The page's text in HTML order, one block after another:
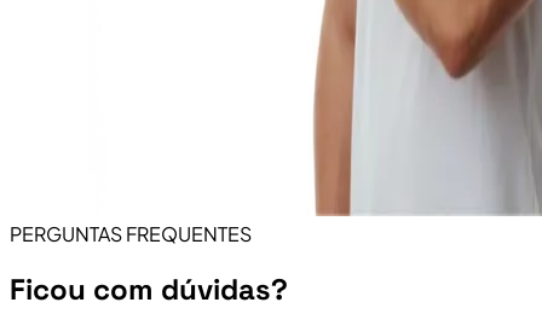
PERGUNTAS FREQUENTES
Ficou com dúvidas?